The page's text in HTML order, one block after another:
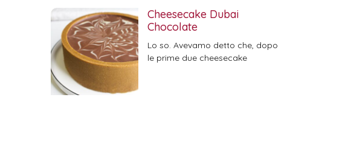
Cheesecake Dubai
Chocolate
Lo so. Avevamo detto che, dopo
le prime due cheesecake